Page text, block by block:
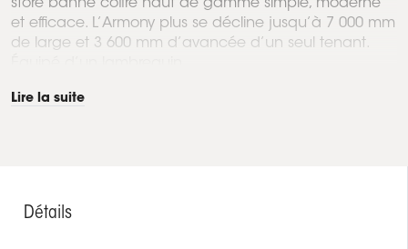
store banne coffre haut de gamme simple, moderne
et efficace. L’Armony plus se décline jusqu’à 7 000 mm
de large et 3 600 mm d’avancée d’un seul tenant.
Lire la suite
Détails